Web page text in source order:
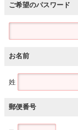
ご希望のパスワード
お名前
姓
郵便番号